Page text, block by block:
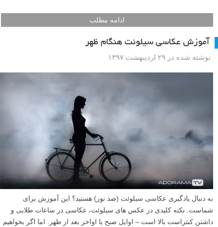
ادامه مطلب
آموزش عکاسی سیلوئت هنگام ظهر
نوشته شده در ۲۹ اردیبهشت ۱۳۹۷
به دنبال یادگیری عکاسی سیلوئت (ضد نور) هستید؟ این آموزش برای
شماست. نکته کلیدی در عکس های سیلوئت، عکاسی در ساعات طلایی و
داشتن کنتراست بالا است – اوایل صبح یا اواخر بعد از ظهر. اما اگر بخواهیم